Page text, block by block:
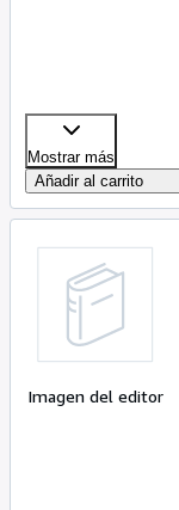
Mostrar más
Añadir al carrito
Imagen del editor